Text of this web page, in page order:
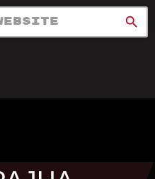
search